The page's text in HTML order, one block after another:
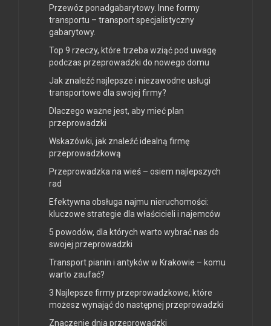
Przewóz ponadgabarytowy. Inne formy
transportu – transport specjalistyczny
gabarytowy.
Top 9 rzeczy, które trzeba wziąć pod uwagę
podczas przeprowadzki do nowego domu
Jak znaleźć najlepsze i niezawodne usługi
transportowe dla swojej firmy?
Dlaczego ważne jest, aby mieć plan
przeprowadzki
Wskazówki, jak znaleźć idealną firmę
przeprowadzkową
Przeprowadzka na wieś – osiem najlepszych
rad
Efektywna obsługa najmu nieruchomości:
kluczowe strategie dla właścicieli i najemców
5 powodów, dla których warto wybrać nas do
swojej przeprowadzki
Transport pianin i antyków w Krakowie – komu
warto zaufać?
3 Najlepsze firmy przeprowadzkowe, które
możesz wynająć do następnej przeprowadzki
Znaczenie dnia przeprowadzki